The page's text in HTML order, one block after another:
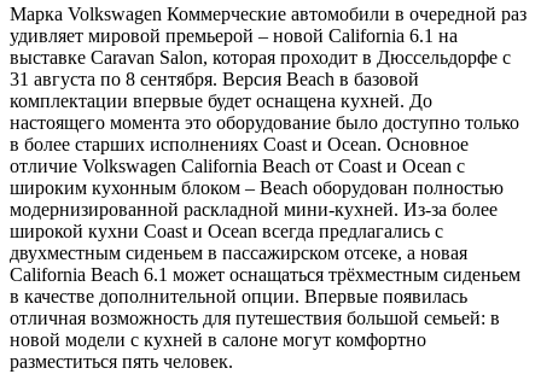
Марка Volkswagen Коммерческие автомобили в очередной раз
удивляет мировой премьерой – новой California 6.1 на
выставке Caravan Salon, которая проходит в Дюссельдорфе с
31 августа по 8 сентября. Версия Beach в базовой
комплектации впервые будет оснащена кухней. До
настоящего момента это оборудование было доступно только
в более старших исполнениях Coast и Ocean. Основное
отличие Volkswagen California Beach от Coast и Ocean с
широким кухонным блоком – Beach оборудован полностью
модернизированной раскладной мини-кухней. Из-за более
широкой кухни Coast и Ocean всегда предлагались с
двухместным сиденьем в пассажирском отсеке, а новая
California Beach 6.1 может оснащаться трёхместным сиденьем
в качестве дополнительной опции. Впервые появилась
отличная возможность для путешествия большой семьей: в
новой модели с кухней в салоне могут комфортно
разместиться пять человек.